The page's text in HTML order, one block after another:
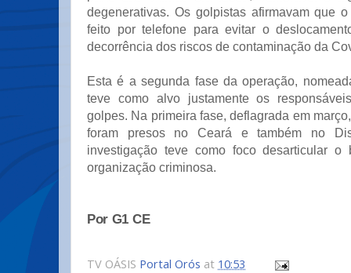
degenerativas. Os golpistas afirmavam que
feito por telefone para evitar o
decorrência dos riscos de contaminação da
Esta é a segunda fase da operação,
teve como alvo justamente os
golpes. Na primeira fase, deflagrada em
foram presos no Ceará e também no
investigação teve como foco desarticular o
organização criminosa.
Por G1 CE
TV OÁSIS Portal Orós at 10:53